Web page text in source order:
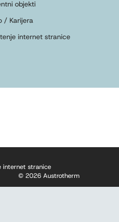
objekti
/ Karijera
internet stranice
internet stranice
© 2026 Austrotherm